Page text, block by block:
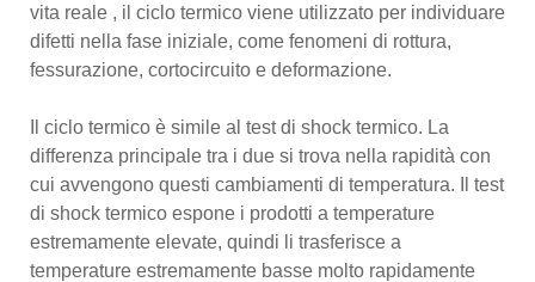
vita reale , il ciclo termico viene utilizzato per individuare
difetti nella fase iniziale, come fenomeni di rottura,
fessurazione, cortocircuito e deformazione.
Il ciclo termico è simile al test di shock termico. La
differenza principale tra i due si trova nella rapidità con
cui avvengono questi cambiamenti di temperatura. Il test
di shock termico espone i prodotti a temperature
estremamente elevate, quindi li trasferisce a
temperature estremamente basse molto rapidamente